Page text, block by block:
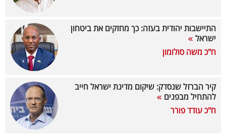
התיישבות יהודית בעזה: כך מחזקים את ביטחון
ישראל
ח"כ משה סולומון
קיר הברזל שנסדק: שיקום מדינת ישראל חייב
להתחיל מבפנים
ח"כ עודד פורר